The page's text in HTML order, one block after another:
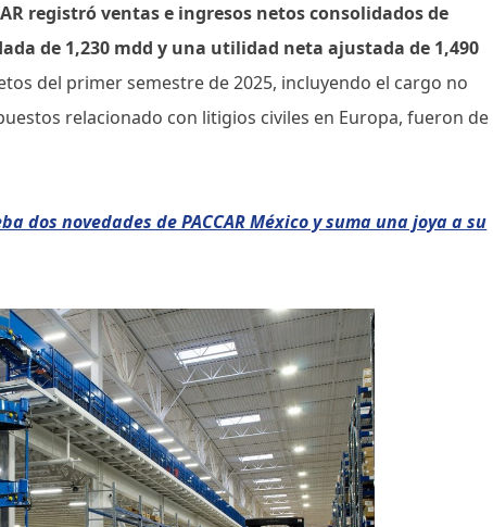
registró ventas e ingresos netos consolidados de
de 1,230 mdd y una utilidad neta ajustada de 1,490
del primer semestre de 2025, incluyendo el cargo no
relacionado con litigios civiles en Europa, fueron de
dos novedades de PACCAR México y suma una joya a su